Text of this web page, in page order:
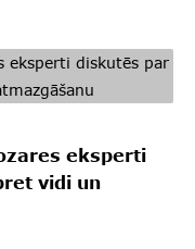
eksperti
vidi un